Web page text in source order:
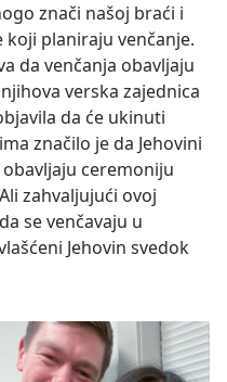
znači našoj braći i
planiraju venčanje.
da venčanja obavljaju
verska zajednica
da će ukinuti
značilo je da Jehovini
ceremoniju
zahvaljujući ovoj
se venčavaju u
Jehovin svedok